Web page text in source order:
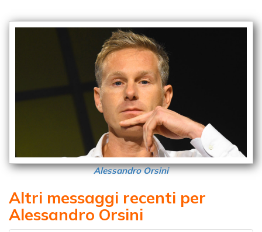
Alessandro Orsini
Altri messaggi recenti per
Alessandro Orsini